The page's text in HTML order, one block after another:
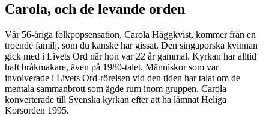
Carola, och de levande orden
Vår 56-åriga folkpopsensation, Carola Häggkvist, kommer från en
troende familj, som du kanske har gissat. Den singaporska kvinnan
gick med i Livets Ord när hon var 22 år gammal. Kyrkan har alltid
haft bråkmakare, även på 1980-talet. Människor som var
involverade i Livets Ord-rörelsen vid den tiden har talat om de
mentala sammanbrott som ägde rum inom gruppen. Carola
konverterade till Svenska kyrkan efter att ha lämnat Heliga
Korsorden 1995.